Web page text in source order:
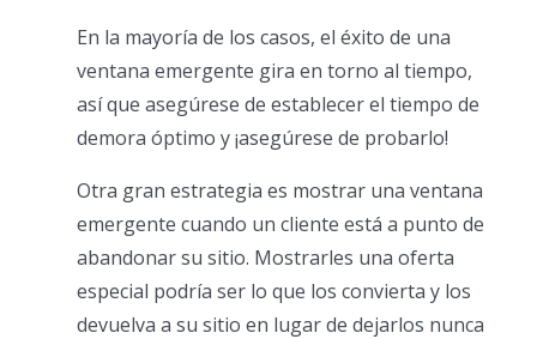
En la mayoría de los casos, el éxito de una
ventana emergente gira en torno al tiempo,
así que asegúrese de establecer el tiempo de
demora óptimo y ¡asegúrese de probarlo!
Otra gran estrategia es mostrar una ventana
emergente cuando un cliente está a punto de
abandonar su sitio. Mostrarles una oferta
especial podría ser lo que los convierta y los
devuelva a su sitio en lugar de dejarlos nunca